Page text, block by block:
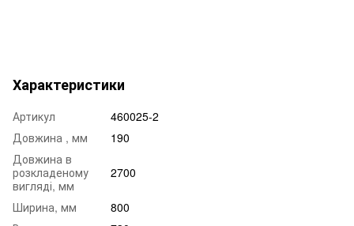
Характеристики
Артикул
460025-2
Довжина , мм
190
Довжина в
розкладеному
вигляді, мм
2700
Ширина, мм
800